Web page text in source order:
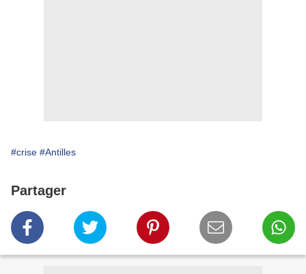
#crise #Antilles
Partager